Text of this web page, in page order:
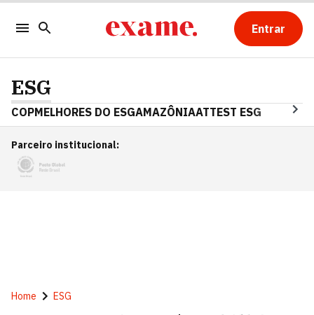
Entrar
ESG
COPMELHORES DO ESGAMAZÔNIAATTEST ESG
Parceiro institucional:
Home ESG